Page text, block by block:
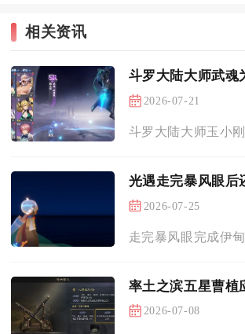
相关资讯
2026-07-21
2026-07-25
2026-07-08